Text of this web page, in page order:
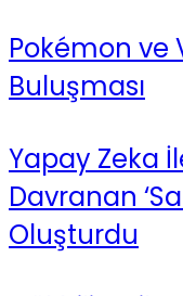
Pokémon ve
Buluşması
Yapay Zeka
Davranan
Oluşturdu